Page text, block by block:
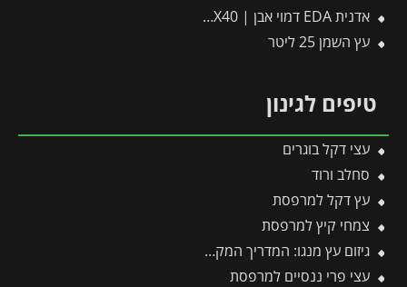
אדנית EDA דמוי אבן | 100X40X40 ס"מ | אפור כהה
עץ השמן 25 ליטר
טיפים לגינון
עצי דקל בוגרים
סחלב ורוד
עץ דקל למרפסת
צמחי קיץ למרפסת
גיזום עץ מנגו: המדריך המקצועי לעיצוב, הגברת היבול והדברת מזיקים
עצי פרי ננסיים למרפסת